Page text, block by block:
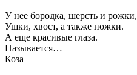
У нее бородка, шерсть и рожки,
Ушки, хвост, а также ножки.
А еще красивые глаза.
Называется…
Коза